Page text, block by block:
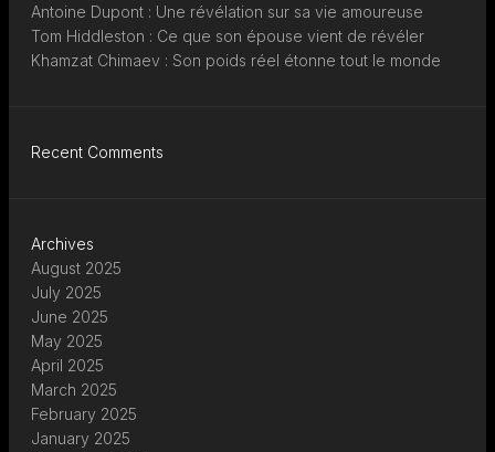
Antoine Dupont : Une révélation sur sa vie amoureuse
Tom Hiddleston : Ce que son épouse vient de révéler
Khamzat Chimaev : Son poids réel étonne tout le monde
Recent Comments
Archives
August 2025
July 2025
June 2025
May 2025
April 2025
March 2025
February 2025
January 2025